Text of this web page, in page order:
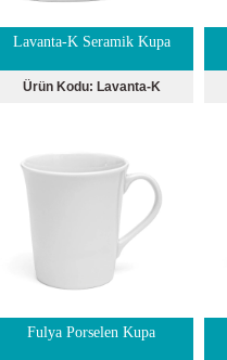
Lavanta-K Seramik Kupa
Ürün Kodu: Lavanta-K
Fulya Porselen Kupa